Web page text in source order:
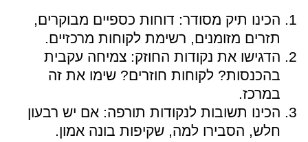
הכינו תיק מסודר: דוחות כספיים מבוקרים,
תזרים מזומנים, רשימת לקוחות מרכזיים.
הדגישו את נקודות החוזק: צמיחה עקבית
בהכנסות? לקוחות חוזרים? שימו את זה
במרכז.
הכינו תשובות לנקודות תורפה: אם יש רבעון
חלש, הסבירו למה, שקיפות בונה אמון.